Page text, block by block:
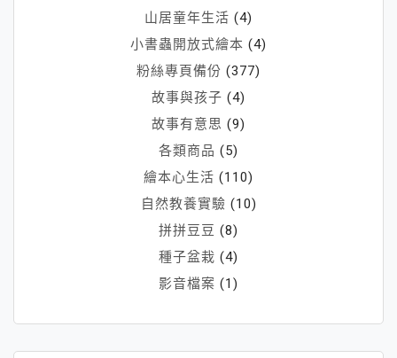
山居童年生活 (4)
小書蟲開放式繪本 (4)
粉絲專頁備份 (377)
故事與孩子 (4)
故事有意思 (9)
各類商品 (5)
繪本心生活 (110)
自然教養實驗 (10)
拼拼豆豆 (8)
種子盆栽 (4)
影音檔案 (1)